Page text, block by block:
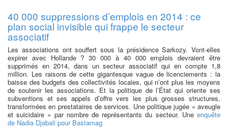
40 000 suppressions d’emplois en 2014 : ce
plan social invisible qui frappe le secteur
associatif
Les associations ont souffert sous la présidence Sarkozy. Vont-elles
expirer avec Hollande ? 30 000 à 40 000 emplois devraient être
supprimés en 2014, dans un secteur associatif qui en compte 1,8
million. Les raisons de cette gigantesque vague de licenciements : la
baisse des budgets des collectivités locales, qui n’ont plus les moyens
de soutenir les associations. Et la politique de l’État qui oriente ses
subventions et ses appels d’offre vers les plus grosses structures,
transformées en prestataires de services. Une politique jugée « aveugle
et suicidaire » par nombre de représentants du secteur. Une enquête
de Nadia Djabali pour Bastamag